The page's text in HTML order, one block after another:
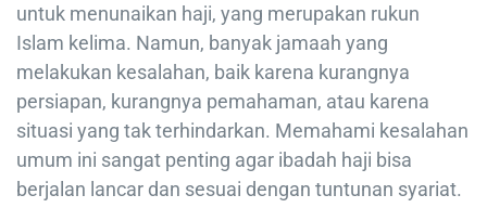
untuk menunaikan haji, yang merupakan rukun
Islam kelima. Namun, banyak jamaah yang
melakukan kesalahan, baik karena kurangnya
persiapan, kurangnya pemahaman, atau karena
situasi yang tak terhindarkan. Memahami kesalahan
umum ini sangat penting agar ibadah haji bisa
berjalan lancar dan sesuai dengan tuntunan syariat.